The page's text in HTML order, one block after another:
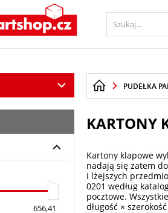
PUDEŁKA
KARTONY
Kartony klapowe
nadają się zatem
i lżejszych
0201 według
pocztowe.
długość ×